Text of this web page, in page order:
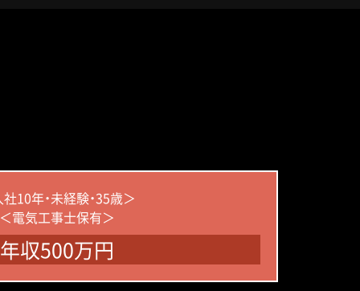
10年・未経験・35歳＞
＜電気工事士保有＞
年収500万円